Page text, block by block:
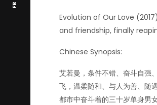
FB
Evolution of Our Love
and friendship, finally
Chinese Synopsis:
艾若曼，条件不错、奋斗自强
飞，温柔随和、与人为善、随
都市中奋斗着的三十岁单身男
FB